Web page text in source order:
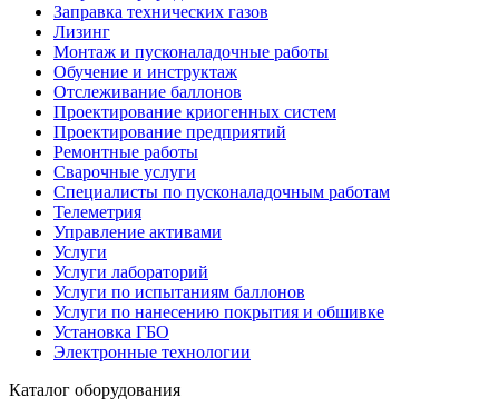
Заправка технических газов
Лизинг
Монтаж и пусконаладочные работы
Обучение и инструктаж
Отслеживание баллонов
Проектирование криогенных систем
Проектирование предприятий
Ремонтные работы
Сварочные услуги
Специалисты по пусконаладочным работам
Телеметрия
Управление активами
Услуги
Услуги лабораторий
Услуги по испытаниям баллонов
Услуги по нанесению покрытия и обшивке
Установка ГБО
Электронные технологии
Каталог оборудования